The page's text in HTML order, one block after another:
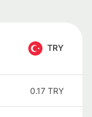
TRY
0.17 TRY